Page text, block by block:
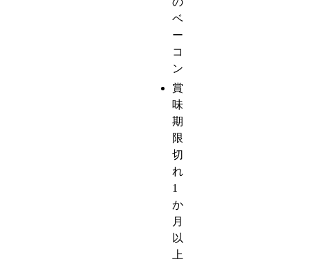
ベ
ー
コ
ン
賞
味
期
限
切
れ
1
か
月
以
上